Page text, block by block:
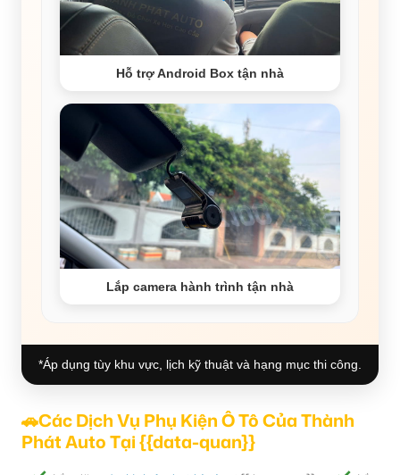
Hỗ trợ Android Box tận nhà
Lắp camera hành trình tận nhà
*Áp dụng tùy khu vực, lịch kỹ thuật và hạng mục thi công.
🚗Các Dịch Vụ Phụ Kiện Ô Tô Của Thành
Phát Auto Tại {{data-quan}}